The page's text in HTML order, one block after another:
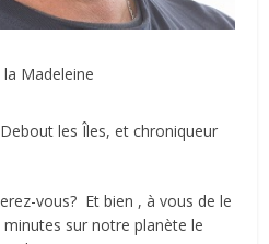
la Madeleine
les Îles, et chroniqueur
vous? Et bien , à vous de le
minutes sur notre planète le